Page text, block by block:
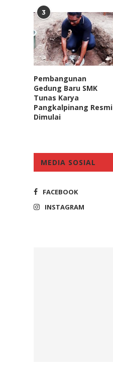
3
Pembangunan
Gedung Baru SMK
Tunas Karya
Pangkalpinang Resmi
Dimulai
MEDIA SOSIAL
FACEBOOK
INSTAGRAM